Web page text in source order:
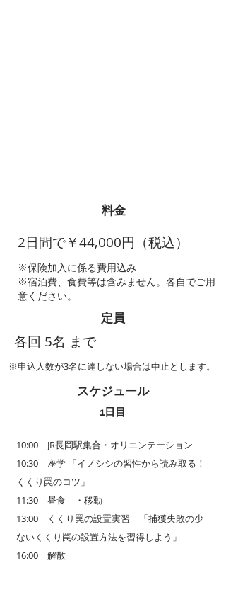
​料金
2日間で￥44,000円（税込）
​※保険加入に係る費用込み
※宿泊費、食費等は含みません。各自でご用
意ください。
定員
各回 5名 まで
​※申込人数が3名に達しない場合は中止とします。
スケジュール
1日目
10:00 JR長岡駅集合・オリエンテーション
10:30 座学 「イノシシの習性から読み取る！
くくり罠のコツ」
11:30 昼食 ・移動
13:00 くくり罠の設置実習 「捕獲失敗の少
ないくくり罠の設置方法を習得しよう」
16:00 解散